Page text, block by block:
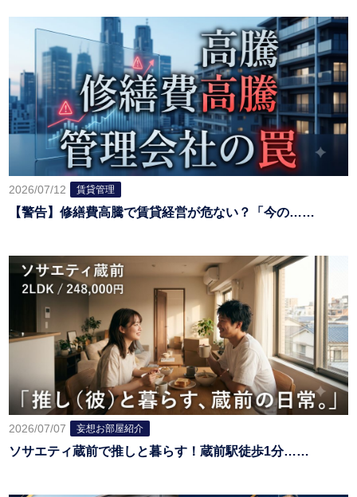
2026/07/12 賃貸管理
【警告】修繕費高騰で賃貸経営が危ない？「今の……
2026/07/07 妄想お部屋紹介
ソサエティ蔵前で推しと暮らす！蔵前駅徒歩1分……